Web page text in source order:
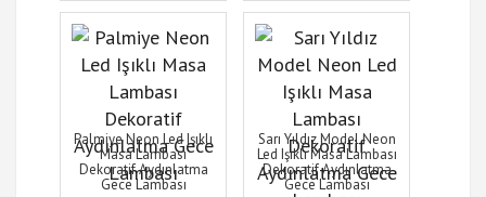
Palmiye Neon Led Işıklı
Masa Lambası
Dekoratif Aydınlatma
Gece Lambası
Sarı Yıldız Model Neon
Led Işıklı Masa Lambası
Dekoratif Aydınlatma
Gece Lambası